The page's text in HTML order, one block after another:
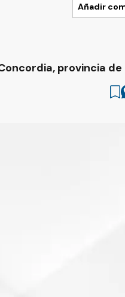
Añadir
provincia de